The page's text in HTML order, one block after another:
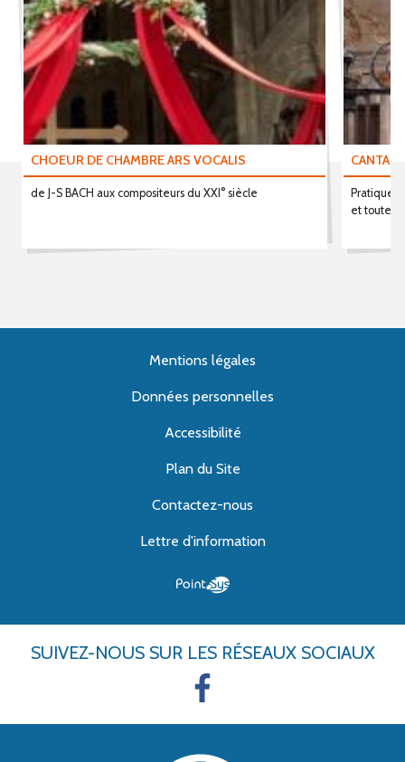
CHOEUR DE CHAMBRE ARS VOCALIS
de J-S BACH aux compositeurs du XXI° siècle
Pratique
et toute
Mentions légales
Données personnelles
Accessibilité
Plan du Site
Contactez-nous
Lettre d'information
SUIVEZ-NOUS SUR LES RÉSEAUX SOCIAUX